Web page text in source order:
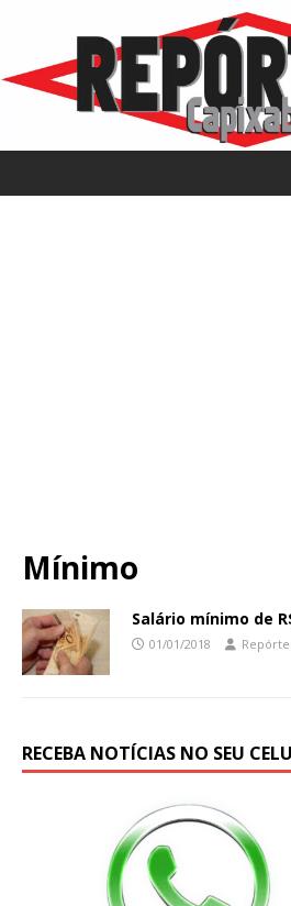
Mínimo
Salário mínimo de
01/01/2018
RECEBA NOTÍCIAS NO SEU